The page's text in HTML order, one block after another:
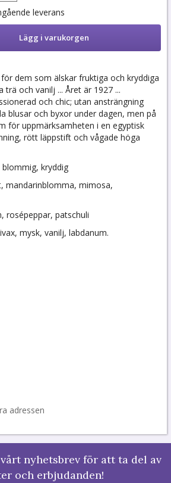
leverans
Lägg i varukorgen
dem som älskar fruktiga och kryddiga
och vanilj ... Året är 1927 ...
och chic; utan ansträngning
blusar och byxor under dagen, men på
för uppmärksamheten i en egyptisk
rött läppstift och vågade höga
kryddig
mandarinblomma, mimosa,
rosépeppar, patschuli
mysk, vanilj, labdanum.
adressen
nyhetsbrev för att ta del av
och erbjudanden!